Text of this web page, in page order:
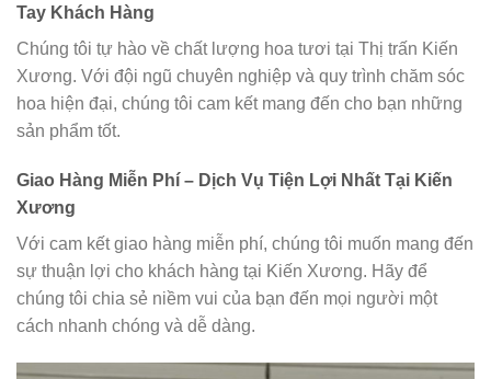
Tay Khách Hàng
Chúng tôi tự hào về chất lượng hoa tươi tại Thị trấn Kiến
Xương. Với đội ngũ chuyên nghiệp và quy trình chăm sóc
hoa hiện đại, chúng tôi cam kết mang đến cho bạn những
sản phẩm tốt.
Giao Hàng Miễn Phí – Dịch Vụ Tiện Lợi Nhất Tại Kiến
Xương
Với cam kết giao hàng miễn phí, chúng tôi muốn mang đến
sự thuận lợi cho khách hàng tại Kiến Xương. Hãy để
chúng tôi chia sẻ niềm vui của bạn đến mọi người một
cách nhanh chóng và dễ dàng.